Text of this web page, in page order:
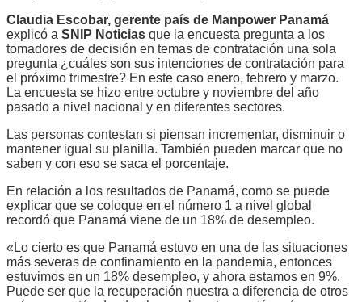
Claudia Escobar, gerente país de Manpower Panamá
explicó a SNIP Noticias que la encuesta pregunta a los
tomadores de decisión en temas de contratación una sola
pregunta ¿cuáles son sus intenciones de contratación para
el próximo trimestre? En este caso enero, febrero y marzo.
La encuesta se hizo entre octubre y noviembre del año
pasado a nivel nacional y en diferentes sectores.
Las personas contestan si piensan incrementar, disminuir o
mantener igual su planilla. También pueden marcar que no
saben y con eso se saca el porcentaje.
En relación a los resultados de Panamá, como se puede
explicar que se coloque en el número 1 a nivel global
recordó que Panamá viene de un 18% de desempleo.
«Lo cierto es que Panamá estuvo en una de las situaciones
más severas de confinamiento en la pandemia, entonces
estuvimos en un 18% desempleo, y ahora estamos en 9%.
Puede ser que la recuperación nuestra a diferencia de otros